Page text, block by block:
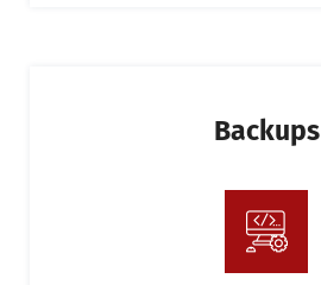
Backups